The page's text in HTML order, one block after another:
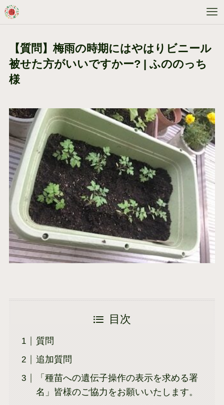
【質問】梅雨の時期にはやはりビニール
被せた方がいいですかー? | ふののっち
様
目次
質問
追加質問
「種苗への遺伝子操作の表示を求める署
名」皆様のご協力をお願いいたします。